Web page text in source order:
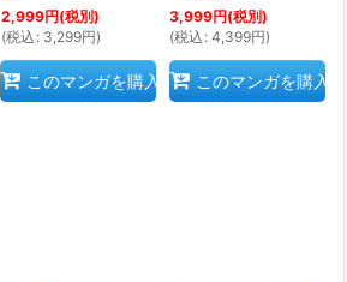
2,999円(税別)
(税込 : 3,299円)
このマンガを購入
3,999円(税別)
(税込 : 4,399円)
このマンガを購入